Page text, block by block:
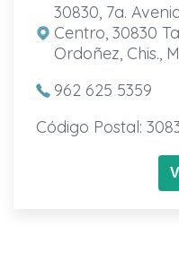
30830, 7a.
Centro, 30830
Ordoñez, Chis.,
962 625 5359
Código Postal: